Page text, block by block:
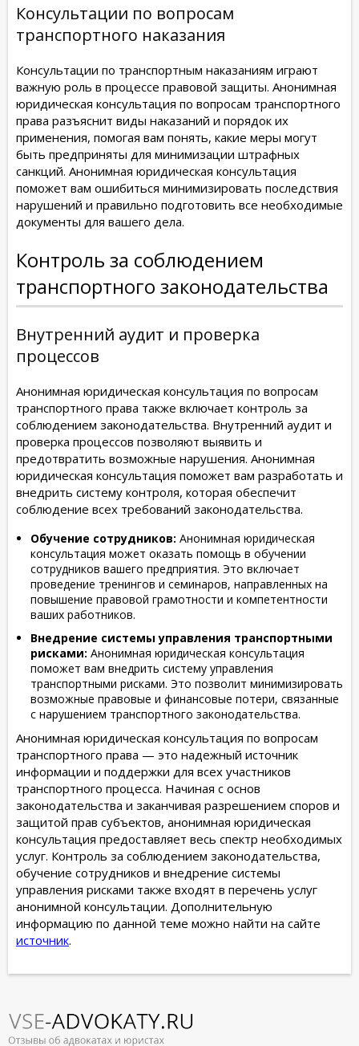
Консультации по вопросам
транспортного наказания
Консультации по транспортным наказаниям играют
важную роль в процессе правовой защиты. Анонимная
юридическая консультация по вопросам транспортного
права разъяснит виды наказаний и порядок их
применения, помогая вам понять, какие меры могут
быть предприняты для минимизации штрафных
санкций. Анонимная юридическая консультация
поможет вам ошибиться минимизировать последствия
нарушений и правильно подготовить все необходимые
документы для вашего дела.
Контроль за соблюдением
транспортного законодательства
Внутренний аудит и проверка
процессов
Анонимная юридическая консультация по вопросам
транспортного права также включает контроль за
соблюдением законодательства. Внутренний аудит и
проверка процессов позволяют выявить и
предотвратить возможные нарушения. Анонимная
юридическая консультация поможет вам разработать и
внедрить систему контроля, которая обеспечит
соблюдение всех требований законодательства.
Обучение сотрудников: Анонимная юридическая
консультация может оказать помощь в обучении
сотрудников вашего предприятия. Это включает
проведение тренингов и семинаров, направленных на
повышение правовой грамотности и компетентности
ваших работников.
Внедрение системы управления транспортными
рисками: Анонимная юридическая консультация
поможет вам внедрить систему управления
транспортными рисками. Это позволит минимизировать
возможные правовые и финансовые потери, связанные
с нарушением транспортного законодательства.
Анонимная юридическая консультация по вопросам
транспортного права — это надежный источник
информации и поддержки для всех участников
транспортного процесса. Начиная с основ
законодательства и заканчивая разрешением споров и
защитой прав субъектов, анонимная юридическая
консультация предоставляет весь спектр необходимых
услуг. Контроль за соблюдением законодательства,
обучение сотрудников и внедрение системы
управления рисками также входят в перечень услуг
анонимной консультации. Дополнительную
информацию по данной теме можно найти на сайте
источник.